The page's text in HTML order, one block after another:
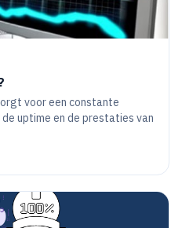
voor een constante
uptime en de prestaties van